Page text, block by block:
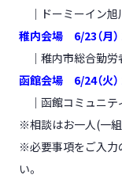
｜ドーミーイン旭
稚内会場 6/23（月
｜稚内市総合勤労
函館会場 6/24（火
｜函館コミュニテ
※相談はお一人(一
※必要事項をご入力
い。